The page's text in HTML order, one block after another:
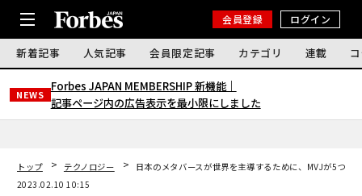
会員登録 ログイン
新着記事 人気記事 会員限定記事 カテゴリ 連載
NEWS
Forbes JAPAN MEMBERSHIP 新機能｜
記事ページ内の広告表示を最小限にしました
トップ テクノロジー
日本のメタバースが世界を主導するために、MVJが5つの
2023.02.10 10:15